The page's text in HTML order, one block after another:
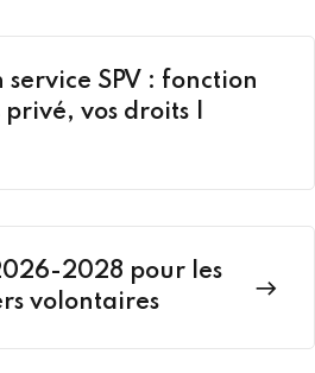
SPV : fonction
vos droits |
2028 pour les
volontaires